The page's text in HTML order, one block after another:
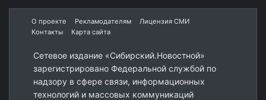
О проекте Рекламодателям
Лицензия СМИ
Контакты
Карта сайта
Сетевое издание «Сибирский.Новостной»
зарегистрировано Федеральной службой по
надзору в сфере связи, информационных
технологий и массовых коммуникаций